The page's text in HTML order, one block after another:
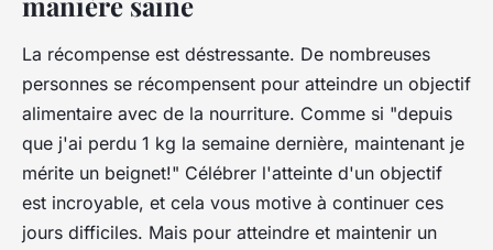
La récompense est déstressante. De nombreuses
personnes se récompensent pour atteindre un objectif
alimentaire avec de la nourriture. Comme si "depuis
que j'ai perdu 1 kg la semaine dernière, maintenant je
mérite un beignet!" Célébrer l'atteinte d'un objectif
est incroyable, et cela vous motive à continuer ces
jours difficiles. Mais pour atteindre et maintenir un